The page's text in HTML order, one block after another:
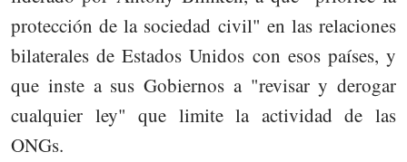
protección de la sociedad civil" en las relaciones
bilaterales de Estados Unidos con esos países, y
que inste a sus Gobiernos a "revisar y derogar
cualquier ley" que limite la actividad de las
ONGs.